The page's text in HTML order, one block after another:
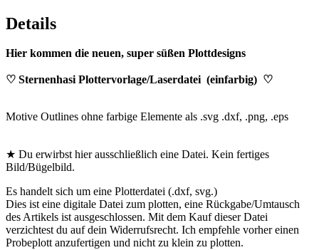
Details
Hier kommen die neuen, super süßen Plottdesigns
♡ Sternenhasi Plottervorlage/Laserdatei (einfarbig) ♡
Motive Outlines ohne farbige Elemente als .svg .dxf, .png, .eps
★ Du erwirbst hier ausschließlich eine Datei. Kein fertiges
Bild/Bügelbild.
Es handelt sich um eine Plotterdatei (.dxf, svg.)
Dies ist eine digitale Datei zum plotten, eine Rückgabe/Umtausch
des Artikels ist ausgeschlossen. Mit dem Kauf dieser Datei
verzichtest du auf dein Widerrufsrecht. Ich empfehle vorher einen
Probeplott anzufertigen und nicht zu klein zu plotten.